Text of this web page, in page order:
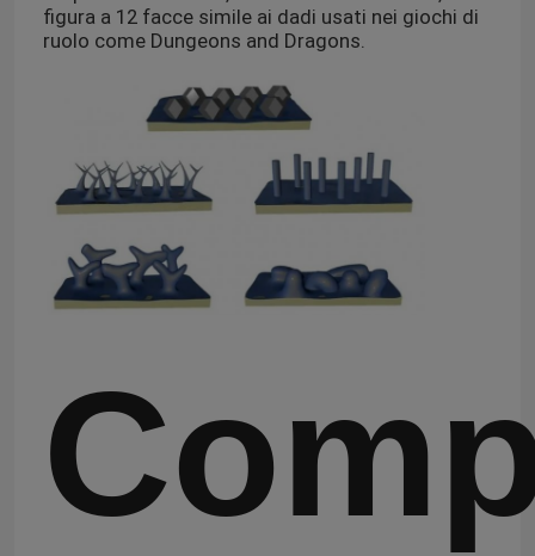
figura a 12 facce simile ai dadi usati nei giochi di
ruolo come Dungeons and Dragons.